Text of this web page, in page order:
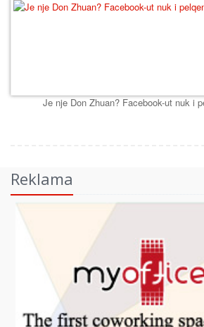
Je nje Don Zhuan? Facebook-ut nuk i
Reklama